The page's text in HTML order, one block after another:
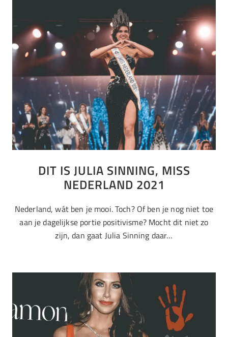
DIT IS JULIA SINNING, MISS
NEDERLAND 2021
Nederland, wát ben je mooi. Toch? Of ben je nog niet toe
aan je dagelijkse portie positivisme? Mocht dit niet zo
zijn, dan gaat Julia Sinning daar…